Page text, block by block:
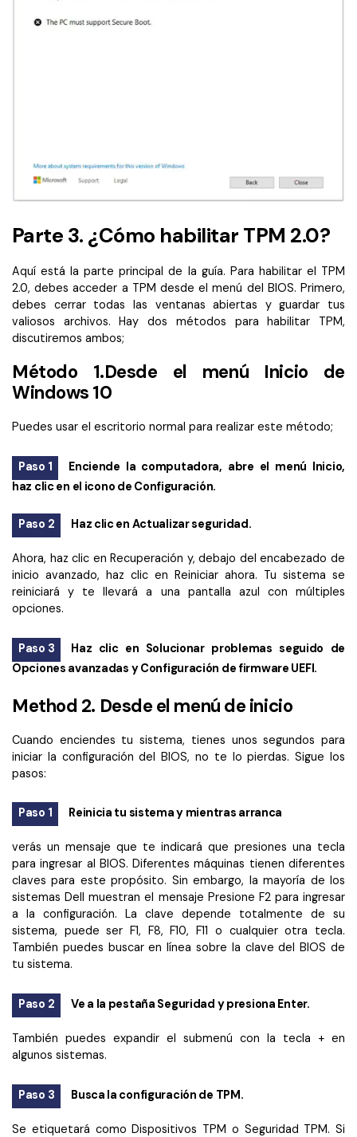
Parte 3. ¿Cómo habilitar TPM 2.0?
Aquí está la parte principal de la guía. Para habilitar el TPM
2.0, debes acceder a TPM desde el menú del BIOS. Primero,
debes cerrar todas las ventanas abiertas y guardar tus
valiosos archivos. Hay dos métodos para habilitar TPM,
discutiremos ambos;
Método 1.Desde el menú Inicio de
Windows 10
Puedes usar el escritorio normal para realizar este método;
Paso 1
Enciende la computadora, abre el menú Inicio,
haz clic en el icono de Configuración.
Paso 2 Haz clic en Actualizar seguridad.
Ahora, haz clic en Recuperación y, debajo del encabezado de
inicio avanzado, haz clic en Reiniciar ahora. Tu sistema se
reiniciará y te llevará a una pantalla azul con múltiples
opciones.
Paso 3
Haz clic en Solucionar problemas seguido de
Opciones avanzadas y Configuración de firmware UEFI.
Method 2. Desde el menú de inicio
Cuando enciendes tu sistema, tienes unos segundos para
iniciar la configuración del BIOS, no te lo pierdas. Sigue los
pasos:
Paso 1 Reinicia tu sistema y mientras arranca
verás un mensaje que te indicará que presiones una tecla
para ingresar al BIOS. Diferentes máquinas tienen diferentes
claves para este propósito. Sin embargo, la mayoría de los
sistemas Dell muestran el mensaje Presione F2 para ingresar
a la configuración. La clave depende totalmente de su
sistema, puede ser F1, F8, F10, F11 o cualquier otra tecla.
También puedes buscar en línea sobre la clave del BIOS de
tu sistema.
Paso 2 Ve a la pestaña Seguridad y presiona Enter.
También puedes expandir el submenú con la tecla + en
algunos sistemas.
Paso 3 Busca la configuración de TPM.
Se etiquetará como Dispositivos TPM o Seguridad TPM. Si